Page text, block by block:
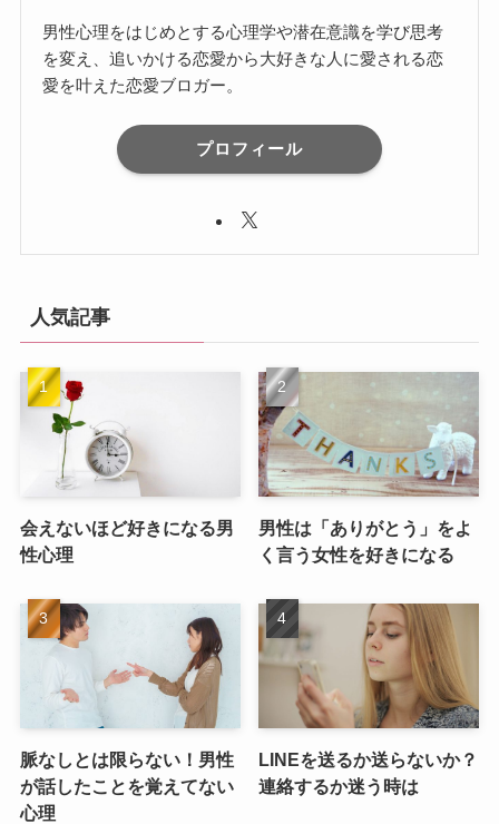
男性心理をはじめとする心理学や潜在意識を学び思考
を変え、追いかける恋愛から大好きな人に愛される恋
愛を叶えた恋愛ブロガー。
プロフィール
人気記事
会えないほど好きになる男
性心理
男性は「ありがとう」をよ
く言う女性を好きになる
脈なしとは限らない！男性
が話したことを覚えてない
心理
LINEを送るか送らないか？
連絡するか迷う時は